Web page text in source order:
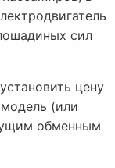
сил
цену
(или
обменным